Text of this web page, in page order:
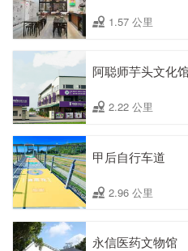
1.57 公里
阿聪师芋头文化
2.22 公里
甲后自行车道
2.96 公里
永信医药文物馆